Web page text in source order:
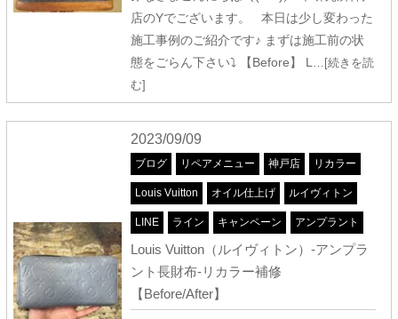
店のYでございます。 本日は少し変わった
施工事例のご紹介です♪ まずは施工前の状
態をごらん下さい⤵ 【Before】 L …[続きを読
む]
2023/09/09
ブログ リペアメニュー 神戸店 リカラー
Louis Vuitton オイル仕上げ ルイヴィトン
LINE ライン キャンペーン アンプラント
Louis Vuitton（ルイヴィトン）-アンプラ
ント長財布-リカラー補修
【Before/After】